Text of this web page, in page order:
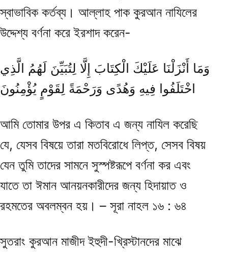
স্বাভাবিক কর্তব্য। আল্লাহ পাক কুরআন নাযিলের
উদ্দেশ্য বর্ণনা করে ইরশাদ করেন-
وَمَا أَنْزَلْنَا عَلَيْكَ الْكِتَابَ إِلَّا لِتُبَيِّنَ لَهُمُ الَّذِي
اخْتَلَفُوا فِيهِ وَهُدًى وَرَحْمَةً لِقَوْمٍ يُؤْمِنُونَ
আমি তোমার উপর এ কিতাব এ জন্য নাযিল করেছি
যে, যেসব বিষয়ে তারা মতবিরোধে লিপ্ত, সেসব বিষয়
যেন তুমি তাদের সামনে সুস্পষ্টরূপে বর্ণনা কর এবং
যাতে তা ঈমান আনয়নকারীদের জন্য হিদায়াত ও
রহমতের অবলম্বন হয়। – সূরা নাহল ১৬ : ৬৪
সুতরাং কুরআন মাজীদ ইহুদী-খ্রিস্টানদের মাঝে